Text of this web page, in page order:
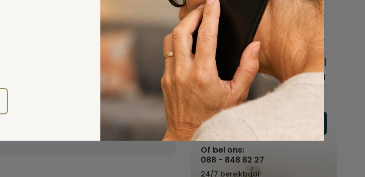
Verzenden
een uitvaart
regelen
Beschrijf uw wensen
online of bel ons geheel
vrijblijvend voor hulp na
een overlijden.
Vul hier uw wensen in
Of bel ons:
088 - 848 82 27
24/7 bereikbaar